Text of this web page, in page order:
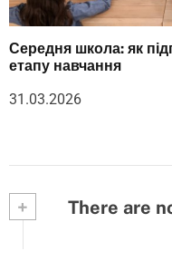
Середня школа: як
етапу навчання
31.03.2026
+ There are